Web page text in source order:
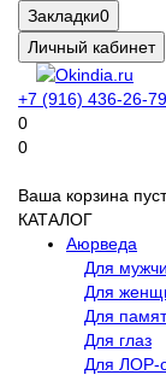
Закладки0
Личный кабинет
+7 (916) 436-26-79
0
0
Ваша корзина
КАТАЛОГ
Аюрведа
Для
Для
Для
Для глаз
Для ЛОР-